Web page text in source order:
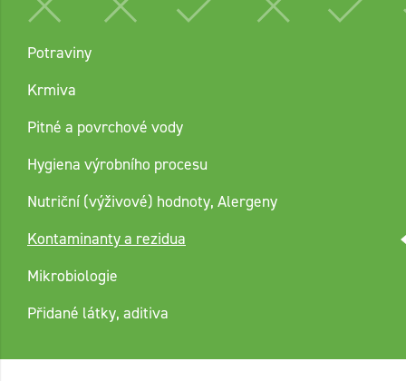
Potraviny
Krmiva
Pitné a povrchové vody
Hygiena výrobního procesu
Nutriční (výživové) hodnoty, Alergeny
Kontaminanty a rezidua
Mikrobiologie
Přidané látky, aditiva